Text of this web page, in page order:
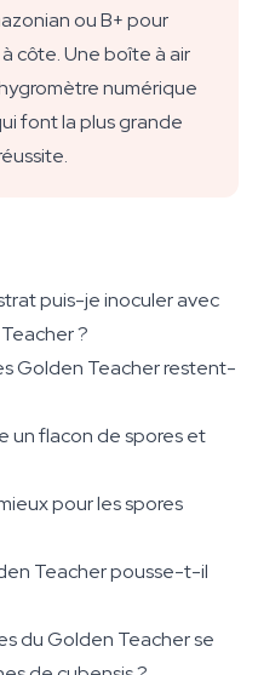
ou B+ pour
côte. Une boîte à air
numérique
font la plus grande
puis-je inoculer avec
?
Golden Teacher restent-
un flacon de spores et
pour les spores
Teacher pousse-t-il
du Golden Teacher se